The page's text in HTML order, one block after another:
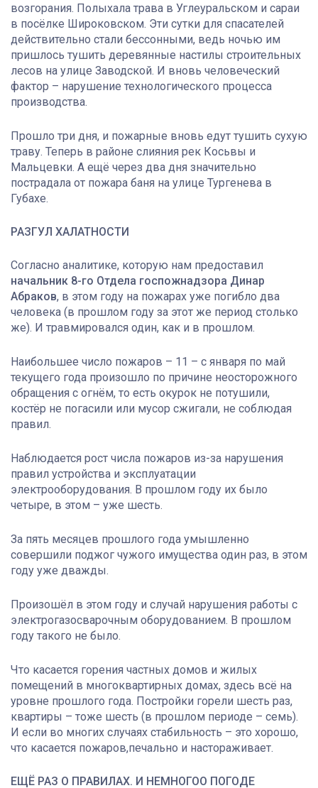
возгорания. Полыхала трава в Углеуральском и сараи
в посёлке Широковском. Эти сутки для спасателей
действительно стали бессонными, ведь ночью им
пришлось тушить деревянные настилы строительных
лесов на улице Заводской. И вновь человеческий
фактор – нарушение технологического процесса
производства.
Прошло три дня, и пожарные вновь едут тушить сухую
траву. Теперь в районе слияния рек Косьвы и
Мальцевки. А ещё через два дня значительно
пострадала от пожара баня на улице Тургенева в
Губахе.
РАЗГУЛ ХАЛАТНОСТИ
Согласно аналитике, которую нам предоставил
начальник 8-го Отдела госпожнадзора Динар
Абраков, в этом году на пожарах уже погибло два
человека (в прошлом году за этот же период столько
же). И травмировался один, как и в прошлом.
Наибольшее число пожаров – 11 – с января по май
текущего года произошло по причине неосторожного
обращения с огнём, то есть окурок не потушили,
костёр не погасили или мусор сжигали, не соблюдая
правил.
Наблюдается рост числа пожаров из-за нарушения
правил устройства и эксплуатации
электрооборудования. В прошлом году их было
четыре, в этом – уже шесть.
За пять месяцев прошлого года умышленно
совершили поджог чужого имущества один раз, в этом
году уже дважды.
Произошёл в этом году и случай нарушения работы с
электрогазосварочным оборудованием. В прошлом
году такого не было.
Что касается горения частных домов и жилых
помещений в многоквартирных домах, здесь всё на
уровне прошлого года. Постройки горели шесть раз,
квартиры – тоже шесть (в прошлом периоде – семь).
И если во многих случаях стабильность – это хорошо,
что касается пожаров,печально и настораживает.
ЕЩЁ РАЗ О ПРАВИЛАХ. И НЕМНОГОО ПОГОДЕ